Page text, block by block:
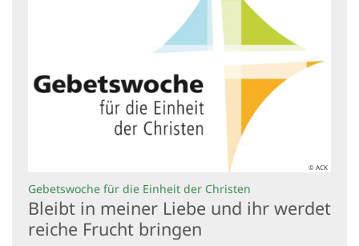
© ACK
Gebetswoche für die Einheit der Christen
Bleibt in meiner Liebe und ihr werdet
reiche Frucht bringen